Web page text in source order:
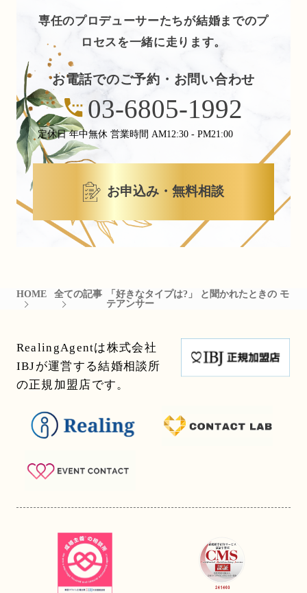
専任のプロデューサーたちが結婚までのプ
ロセスを一緒に走ります。
お電話でのご予約・お問い合わせ
03-6805-1992
定休日 年中無休 営業時間 AM12:30 - PM21:00
お申込み・無料相談
HOME 全ての記事
「好きなタイプは?」 と聞かれたときの モ
テアンサー
RealingAgentは株式会社
IBJが運営する結婚相談所
の正規加盟店です。